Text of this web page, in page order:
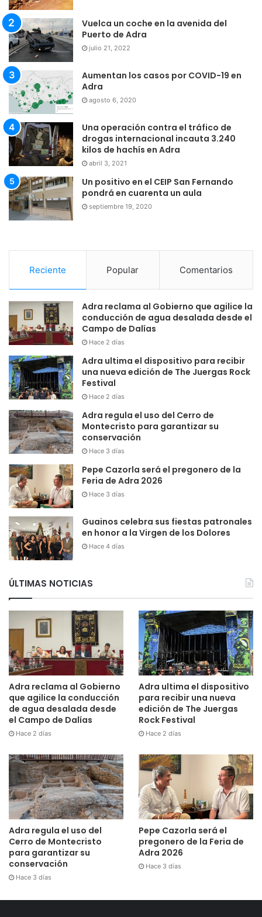
Vuelca un coche en la avenida del
Puerto de Adra
julio 21, 2022
Aumentan los casos por COVID-19 en
Adra
agosto 6, 2020
Una operación contra el tráfico de
drogas internacional incauta 3.240
kilos de hachís en Adra
abril 3, 2021
Un positivo en el CEIP San Fernando
pondrá en cuarenta un aula
septiembre 19, 2020
Reciente Popular Comentarios
Adra reclama al Gobierno que agilice la
conducción de agua desalada desde el
Campo de Dalías
Hace 2 días
Adra ultima el dispositivo para recibir
una nueva edición de The Juergas Rock
Festival
Hace 2 días
Adra regula el uso del Cerro de
Montecristo para garantizar su
conservación
Hace 3 días
Pepe Cazorla será el pregonero de la
Feria de Adra 2026
Hace 3 días
Guainos celebra sus fiestas patronales
en honor a la Virgen de los Dolores
Hace 4 días
ÚLTIMAS NOTICIAS
Adra reclama al Gobierno
que agilice la conducción
de agua desalada desde
el Campo de Dalías
Hace 2 días
Adra ultima el dispositivo
para recibir una nueva
edición de The Juergas
Rock Festival
Hace 2 días
Adra regula el uso del
Cerro de Montecristo
para garantizar su
conservación
Hace 3 días
Pepe Cazorla será el
pregonero de la Feria de
Adra 2026
Hace 3 días